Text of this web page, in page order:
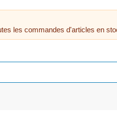
les commandes d'articles en